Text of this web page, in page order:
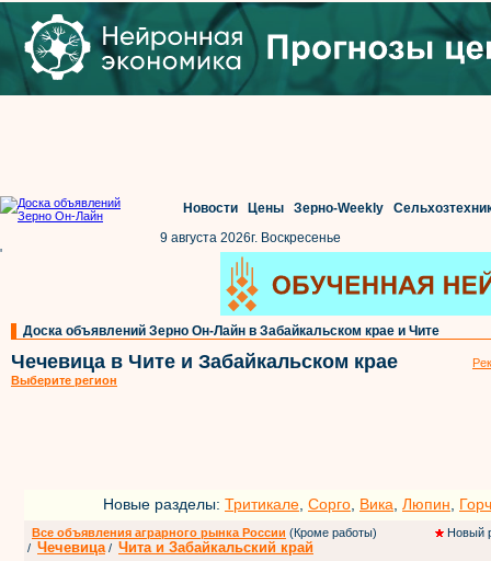
Новости Цены Зерно-Weekly
9 августа 2026г. Воскресенье
'
Доска объявлений Зерно Он-Лайн в Забайкальском крае и Чите
Чечевица в Чите и Забайкальском крае
Выберите регион
Новые разделы: Тритикале Сорго Вика Люпин
Все объявления аграрного рынка России (Кроме работы)
Новый
/ Чечевица / Чита и Забайкальский край